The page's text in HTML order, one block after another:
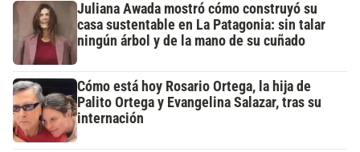
Juliana Awada mostró cómo construyó su
casa sustentable en La Patagonia: sin talar
ningún árbol y de la mano de su cuñado
Cómo está hoy Rosario Ortega, la hija de
Palito Ortega y Evangelina Salazar, tras su
internación